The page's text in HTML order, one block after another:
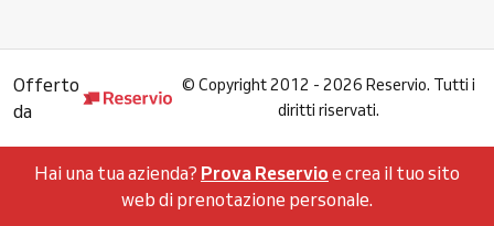
Offerto
da
© Copyright 2012 - 2026 Reservio. Tutti i
diritti riservati.
Hai una tua azienda? Prova Reservio e crea il tuo sito
web di prenotazione personale.